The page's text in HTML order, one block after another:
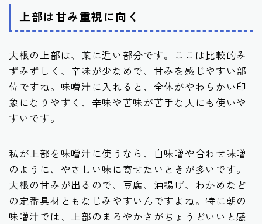
上部は甘み重視に向く
大根の上部は、葉に近い部分です。ここは比較的み
ずみずしく、辛味が少なめで、甘みを感じやすい部
位ですね。味噌汁に入れると、全体がやわらかい印
象になりやすく、辛味や苦味が苦手な人にも使いや
すいです。
私が上部を味噌汁に使うなら、白味噌や合わせ味噌
のように、やさしい味に寄せたいときが多いです。
大根の甘みが出るので、豆腐、油揚げ、わかめなど
の定番具材ともなじみやすいんですよね。特に朝の
味噌汁では、上部のまろやかさがちょうどいいと感